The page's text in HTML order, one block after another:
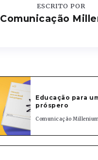
ESCRITO POR
Comunicação
Educação para
próspero
Comunicação Millenium